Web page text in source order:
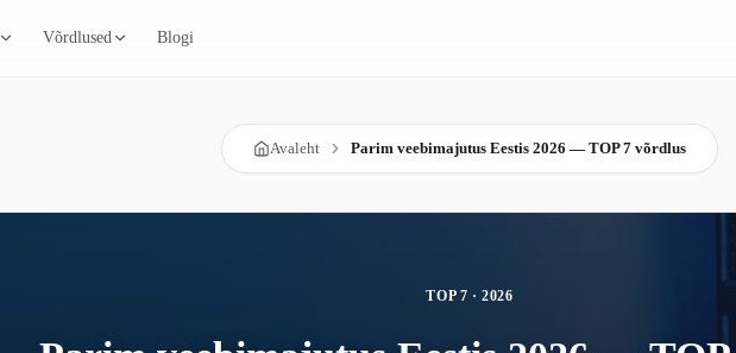
Võrdlused Blogi
Avaleht Parim veebimajutus Eestis 2026 — TOP 7 võrdlus
TOP 7 · 2026